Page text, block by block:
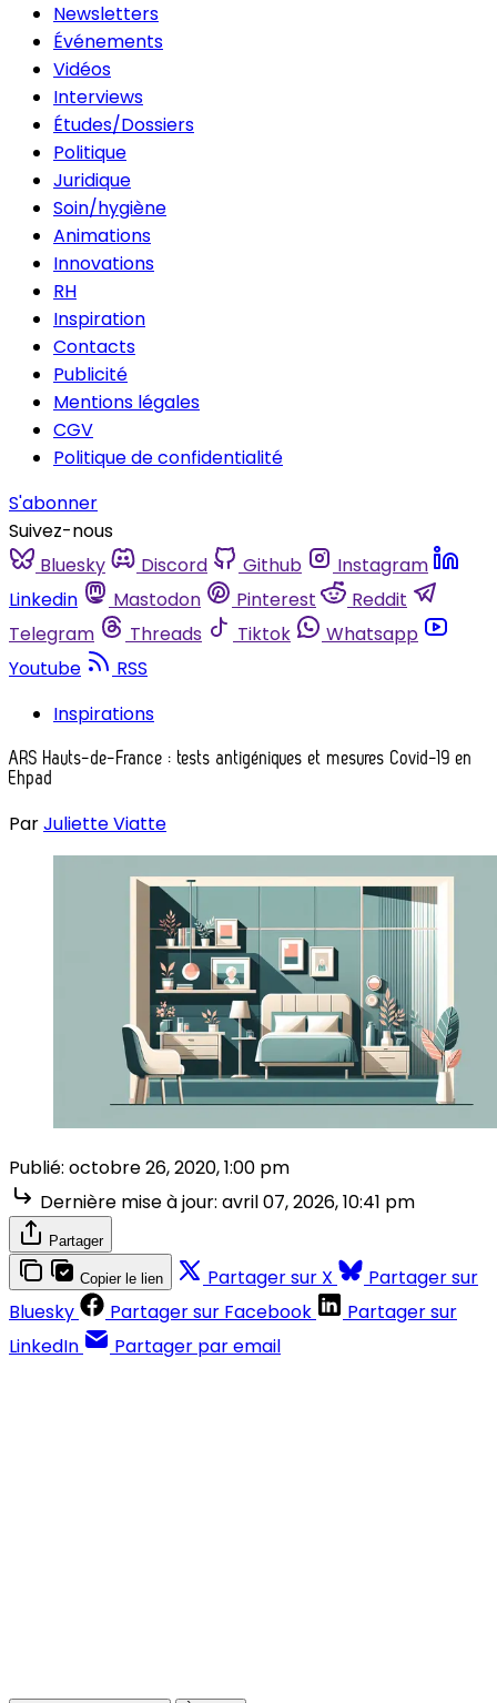
Newsletters
Événements
Vidéos
Interviews
Études/Dossiers
Politique
Juridique
Soin/hygiène
Animations
Innovations
RH
Inspiration
Contacts
Publicité
Mentions légales
CGV
Politique de confidentialité
S'abonner
Suivez-nous
Bluesky
Discord Github
Instagram
Linkedin
Mastodon Pinterest
Reddit
Telegram
Threads Tiktok
Whatsapp
Youtube
RSS
Inspirations
ARS Hauts-de-France : tests antigéniques et mesures Covid-19 en
Ehpad
ParJuliette Viatte
Publié: octobre 26, 2020, 1:00 pm
Dernière mise à jour: avril 07, 2026, 10:41 pm
Partager
Copier le lien Partager sur X
Partager sur
Bluesky
Partager sur Facebook
Partager sur
LinkedIn
Partager par email